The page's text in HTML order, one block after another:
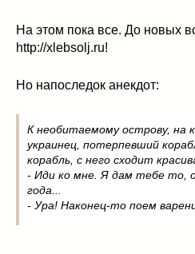
На этом пока все. До новых
http://xlebsolj.ru!
Но напоследок анекдот:
К необитаемому острову, на
украинец, потерпевший
корабль, с него сходит
- Иди ко мне. Я дам тебе то,
года...
- Ура! Наконец-то поем